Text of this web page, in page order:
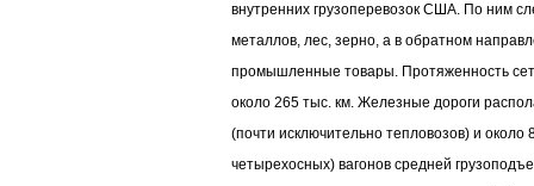
внутренних грузоперевозок США. По ним
металлов, лес, зерно, а в обратном
промышленные товары. Протяженность
около 265 тыс. км. Железные дороги
(почти исключительно тепловозов) и около
четырехосных) вагонов средней